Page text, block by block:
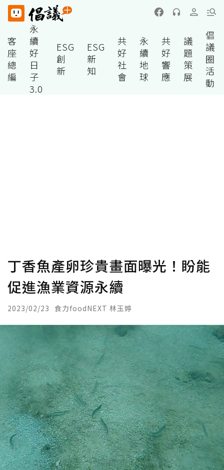
客
座
總
編
永
續
好
日
子
3.0
ESG
創
新
ESG
新
知
共
好
社
會
永
續
地
球
共
好
響
應
議
題
策
展
倡
議
圈
活
動
丁香魚產卵珍貴畫面曝光！盼能
促進漁業資源永續
2023/02/23 食力foodNEXT 林玉婷